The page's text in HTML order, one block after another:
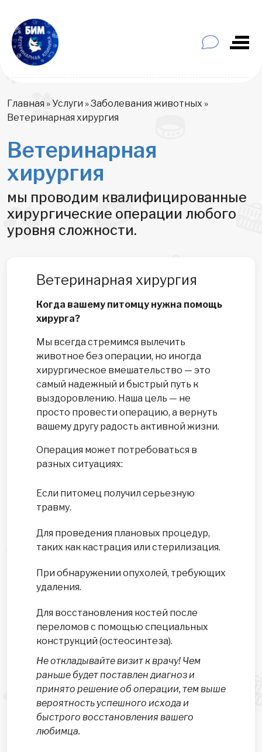
Главная » Услуги »Заболевания животных »
Ветеринарная хирургия
Ветеринарная
хирургия
мы проводим квалифицированные
хирургические операции любого
уровня сложности.
Ветеринарная хирургия
Когда вашему питомцу нужна помощь
хирурга?
Мы всегда стремимся вылечить
животное без операции, но иногда
хирургическое вмешательство — это
самый надежный и быстрый путь к
выздоровлению. Наша цель — не
просто провести операцию, а вернуть
вашему другу радость активной жизни.
Операция может потребоваться в
разных ситуациях:
Если питомец получил серьезную
травму.
Для проведения плановых процедур,
таких как кастрация или стерилизация.
При обнаружении опухолей, требующих
удаления.
Для восстановления костей после
переломов с помощью специальных
конструкций (остеосинтеза).
Не откладывайте визит к врачу! Чем
раньше будет поставлен диагноз и
принято решение об операции, тем выше
вероятность успешного исхода и
быстрого восстановления вашего
любимца.